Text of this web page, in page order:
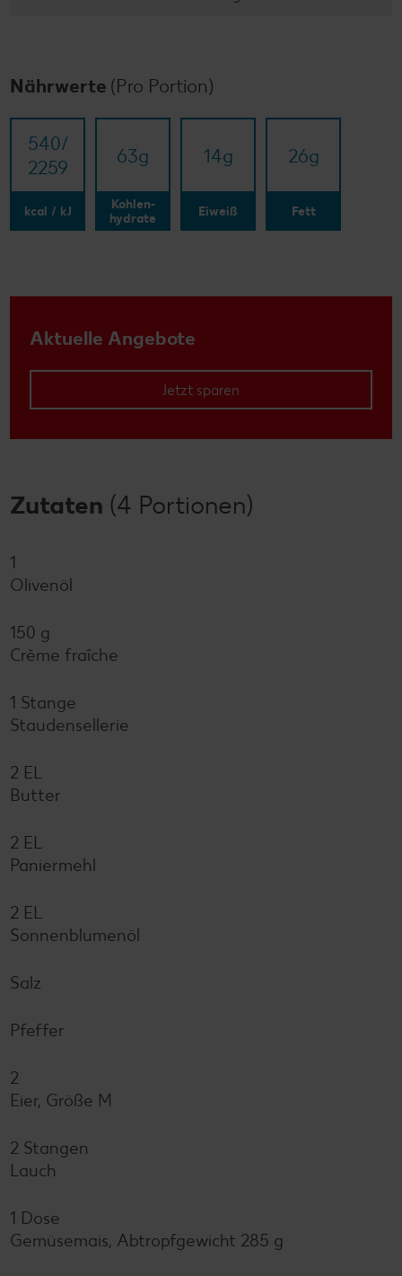
Nährwerte (Pro Portion)
540/​
2259
kcal / kJ
63g
Kohlen-
hydrate
14g
Eiweiß
26g
Fett
Aktuelle Angebote
Jetzt sparen
Zutaten (4 Portionen)
1
Olivenöl
150 g
Crème fraîche
1 Stange
Staudensellerie
2 EL
Butter
2 EL
Paniermehl
2 EL
Sonnenblumenöl
Salz
Pfeffer
2
Eier, Größe M
2 Stangen
Lauch
1 Dose
Gemüsemais, Abtropfgewicht 285 g